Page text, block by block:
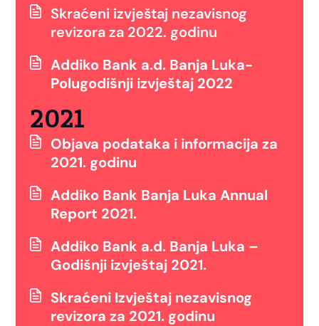
Skraćeni izvještaj nezavisnog
revizora za 2022. godinu
Addiko Bank a.d. Banja Luka-
Polugodišnji izvještaj 2022
2021
Objava podataka i informacija za
2021. godinu
Addiko Bank Banja Luka Annual
Report 2021.
Addiko Bank a.d. Banja Luka –
Godišnji izvještaj 2021.
Skraćeni Izvještaj nezavisnog
revizora za 2021. godinu